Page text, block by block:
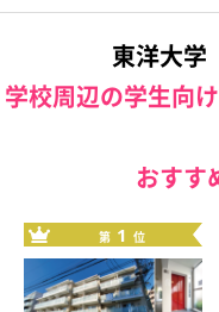
東洋大学
学校周辺の学生向
おすす
第 1 位